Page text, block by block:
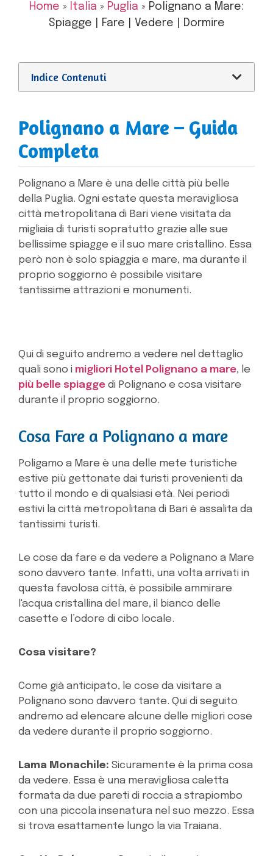
Home » Italia » Puglia » Polignano a Mare:
Spiagge | Fare | Vedere | Dormire
Indice Contenuti
Polignano a Mare – Guida
Completa
Polignano a Mare è una delle città più belle
della Puglia. Ogni estate questa meravigliosa
città metropolitana di Bari viene visitata da
migliaia di turisti sopratutto grazie alle sue
bellissime spiagge e il suo mare cristallino. Essa
però non è solo spiaggia e mare, ma durante il
proprio soggiorno è possibile visitare
tantissime attrazioni e monumenti.
Qui di seguito andremo a vedere nel dettaglio
quali sono i migliori Hotel Polignano a mare, le
più belle spiagge di Polignano e cosa visitare
durante il proprio soggiorno.
Cosa Fare a Polignano a mare
Poligamo a Mare è una delle mete turistiche
estive più gettonate dai turisti provenienti da
tutto il mondo e di qualsiasi età. Nei periodi
estivi la città metropolitana di Bari è assalita da
tantissimi turisti.
Le cose da fare e da vedere a Polignano a Mare
sono davvero tante. Infatti, una volta arrivati in
questa favolosa città, è possibile ammirare
l'acqua cristallina del mare, il bianco delle
casette e l’odore di cibo locale.
Cosa visitare?
Come già anticipato, le cose da visitare a
Polignano sono davvero tante. Qui di seguito
andremo ad elencare alcune delle migliori cose
da vedere durante il proprio soggiorno.
Lama Monachile: Sicuramente è la prima cosa
da vedere. Essa è una meravigliosa caletta
formata da due pareti di roccia a strapiombo
con una piccola insenatura nel suo mezzo. Essa
si trova esattamente lungo la via Traiana.